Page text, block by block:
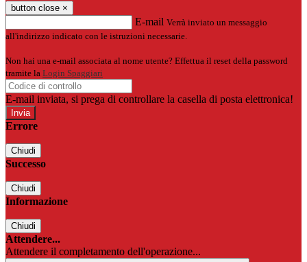
button close ×
E-mail Verrà inviato un messaggio
all'indirizzo indicato con le istruzioni necessarie.
Non hai una e-mail associata al nome utente? Effettua il reset della password
tramite la Login Spaggiari
E-mail inviata, si prega di controllare la casella di posta elettronica!
Errore
Chiudi
Successo
Chiudi
Informazione
Chiudi
Attendere...
Attendere il completamento dell'operazione...